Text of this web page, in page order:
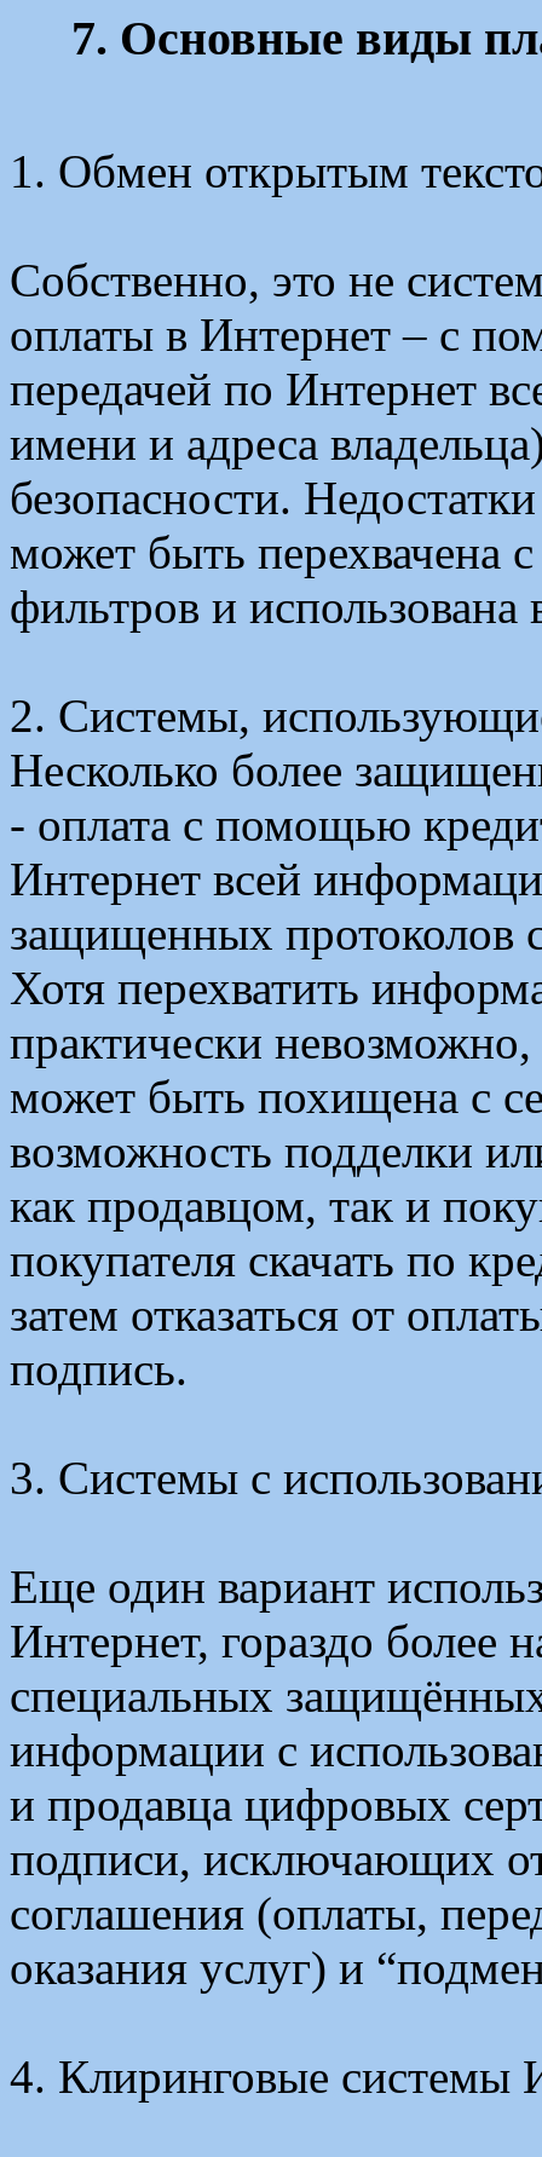
7. Основные виды
1. Обмен открытым
Собственно, это не
оплаты в Интернет – с
передачей по Интернет
имени и адреса
безопасности.
может быть перехвачена
фильтров и использована
2. Системы,
Несколько более
- оплата с помощью
Интернет всей
защищенных протоколов
Хотя перехватить
практически
может быть похищена с
возможность подделки
как продавцом, так и
покупателя скачать по
затем отказаться от
подпись.
3. Системы с
Еще один вариант
Интернет, гораздо более
специальных
информации с
и продавца цифровых
подписи, исключающих
соглашения (оплаты,
оказания услуг) и
4. Клиринговые системы